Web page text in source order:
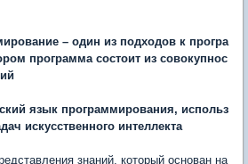
– один из подходов к програ
программа состоит из совокупнос
язык программирования, использ
искусственного интеллекта
знаний, который основан на